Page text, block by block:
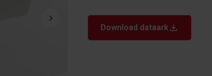
Download dataark